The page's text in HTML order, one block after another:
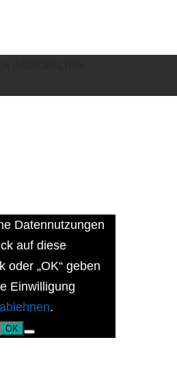
Datennutzungen
auf diese
oder „OK“ geben
Einwilligung
ablehnen.
OK